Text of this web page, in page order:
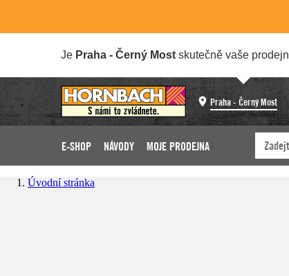
Je Praha - Černý Most skutečně vaše
Praha - Černý Most
E-SHOP NÁVODY MOJE PRODEJNA
Úvodní stránka